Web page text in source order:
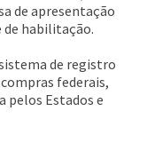
de apresentação
de habilitação.
de registro
federais,
pelos Estados e